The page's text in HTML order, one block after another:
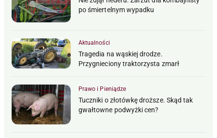
po śmiertelnym wypadku
Aktualności
Tragedia na wąskiej drodze.
Przygnieciony traktorzysta zmarł
Prawo i Pieniądze
Tuczniki o złotówkę droższe. Skąd tak
gwałtowne podwyżki cen?